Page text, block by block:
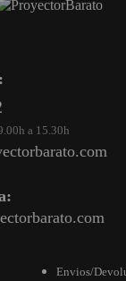
a 15.30h
Envios/